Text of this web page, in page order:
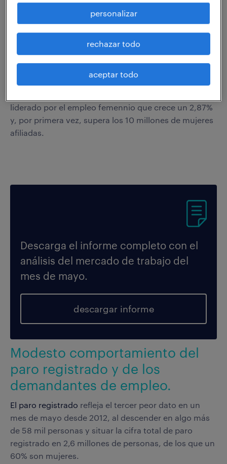
generado, propio de la época del año en la
que nos encontramos, se concentra en la hostelería y
se localiza en Baleares, Cataluña y Madrid. El
crecimiento de la afiliación se produce en
prácticamente todos los sectores y en todas las
comunidades autónomas.
liderado por el empleo femennio que crece un 2,87%
y, por primera vez, supera los 10 millones de mujeres
afiliadas.
Descarga el informe completo con el
análisis del mercado de trabajo del
mes de mayo.
descargar informe
Modesto comportamiento del
paro registrado y de los
demandantes de empleo.
El paro registrado refleja el tercer peor dato en un
mes de mayo desde 2012, al descender en algo más
de 58 mil personas y situar la cifra total de paro
registrado en 2,6 millones de personas, de los que un
60% son mujeres.
personalizar
rechazar todo
aceptar todo